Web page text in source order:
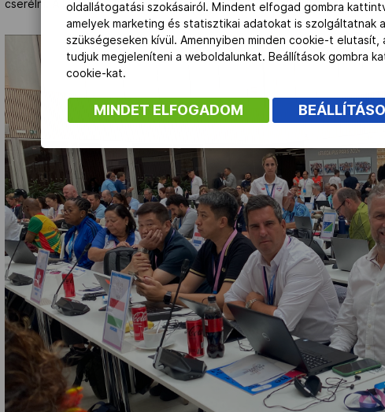
cserélni. A legtöbb helyszín az olimpiai falutól egy 10 kilométeres
oldallátogatási szokásairól. Mindent elfogad gombra
amelyek marketing és statisztikai adatokat is szolgáltatnak
szükségeseken kívül. Amennyiben minden cookie-t
tudjuk megjeleníteni a weboldalunkat. Beállítások gombra
cookie-kat.
MINDET ELFOGADOM